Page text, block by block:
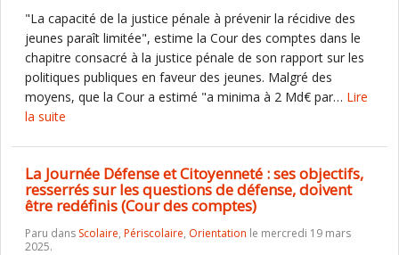
"La capacité de la justice pénale à prévenir la récidive des
jeunes paraît limitée", estime la Cour des comptes dans le
chapitre consacré à la justice pénale de son rapport sur les
politiques publiques en faveur des jeunes. Malgré des
moyens, que la Cour a estimé "a minima à 2 Md€ par… Lire
la suite
La Journée Défense et Citoyenneté : ses objectifs,
resserrés sur les questions de défense, doivent
être redéfinis (Cour des comptes)
Paru dans Scolaire, Périscolaire, Orientation le mercredi 19 mars
2025.